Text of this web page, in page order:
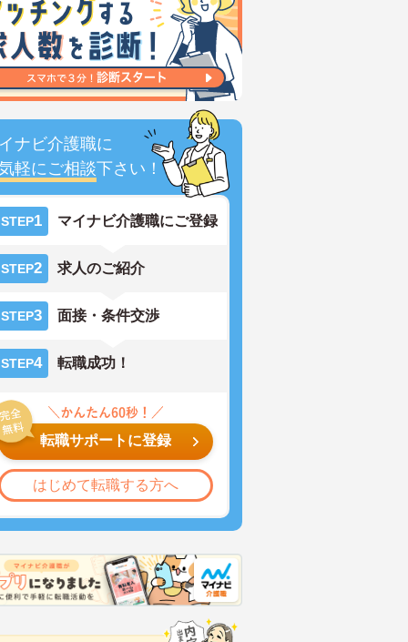
ナビ介護職に
軽にご相談下さい！
STEP1 マイナビ介護職にご登録
STEP2 求人のご紹介
STEP3 面接・条件交渉
STEP4 転職成功！
転職サポートに登録
はじめて転職する方へ